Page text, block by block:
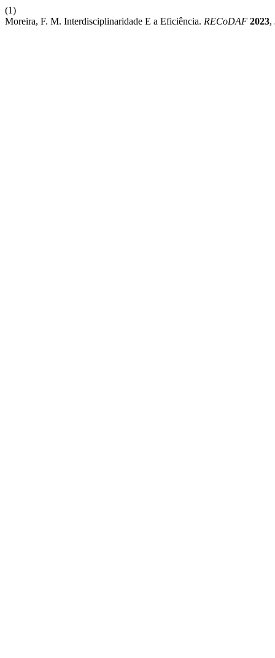
(1)
Moreira, F. M. Interdisciplinaridade E a Eficiência. RECoDAF 2023,